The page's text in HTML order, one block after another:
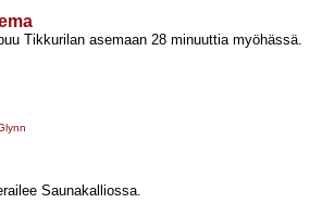
Tikkurilan asemaan 28 minuuttia myöhässä.
Saunakalliossa.